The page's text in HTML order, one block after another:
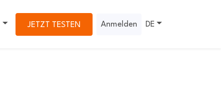
JETZT TESTEN Anmelden DE